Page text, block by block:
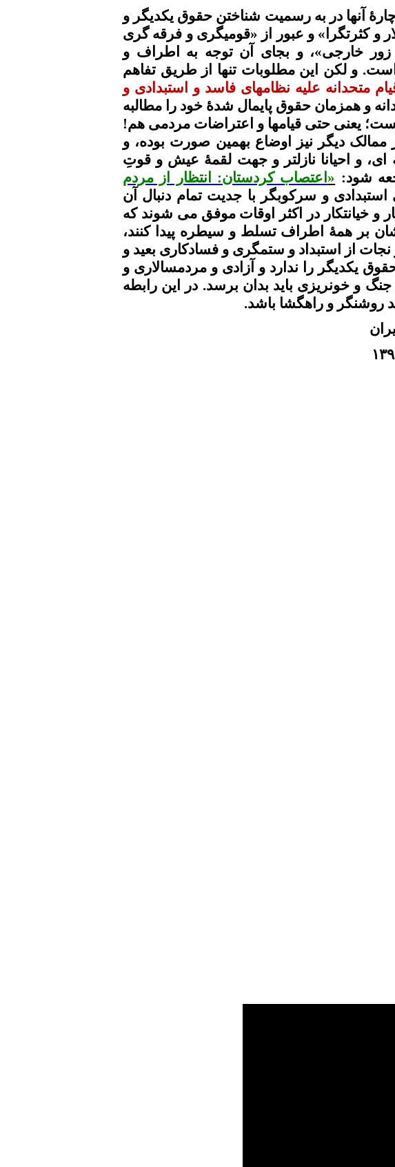
آنها در به رسمیت شناختن حقوق یکدیگر و
وکثرتگرا » و عبور از «قومیگری و فرقه گری
زور خارجی»، و بجای آن توجه به اطراف و
است. و لکن اینمطلوبات تنها از طریق تفاهم
متحدانه علیه نظامهای فاسد و استبدادی و
و همزمان حقوق پایمال شدۀ خود را مطالبه
است؛ یعنی حتی قیامها و اعتراضات مردمی هم!
ممالک دیگر نیز اوضاع بهمین صورت بوده، و
و احیانا نازلتر و جهت لقمۀ عیش و قوتِ
شود: « اعتصابکردستان: انتظار از مردم
و سرکوبگر با جدیت تمام دنبال آن
و خیانتکار در اکثر اوقات موفق می شوند که
بر همۀ اطراف تسلط و سیطره پیدا کنند،
نجات از استبداد و ستمگری و فسادکاری بعید و
یکدیگر را ندارد و آزادی و مردمسالاری و
و خونریزی باید بدان برسد. در این رابطه
روشنگر و راهگشا باشد.